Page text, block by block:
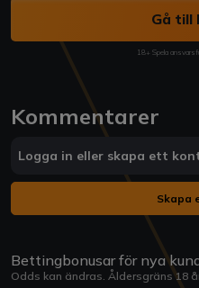
Gå till
18+ Spela
Kommentarer
Logga in eller skapa ett
Skapa
Bettingbonusar för nya
Odds kan ändras. Åldersgräns 18